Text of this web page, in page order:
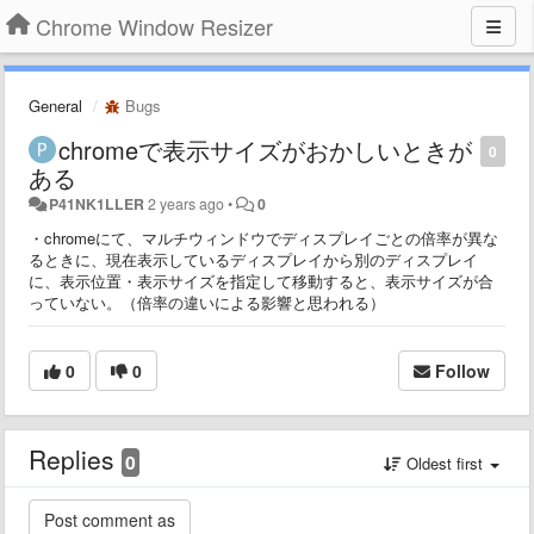
Chrome Window Resizer
General Bugs
0
chromeで表示サイズがおかしいときが
ある
P41NK1LLER2 years ago• 0
・chromeにて、マルチウィンドウでディスプレイごとの倍率が異な
るときに、現在表示しているディスプレイから別のディスプレイ
に、表示位置・表示サイズを指定して移動すると、表示サイズが合
っていない。（倍率の違いによる影響と思われる）
0 0 Follow
Replies 0 Oldest first